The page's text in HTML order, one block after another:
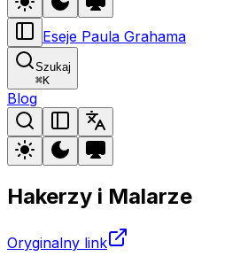
Eseje Paula Grahama
Szukaj
⌘K
Blog
Hakerzy i Malarze
Oryginalny link